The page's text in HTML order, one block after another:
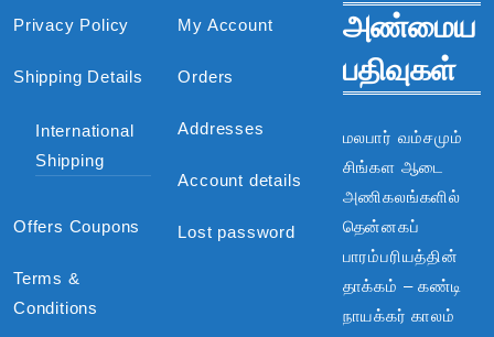
Privacy Policy
Shipping Details
International
Shipping
Offers Coupons
Terms &
Conditions
My Account
Orders
Addresses
Account details
Lost password
அண்மைய
பதிவுகள்
மலபார் வம்சமும்
சிங்கள ஆடை
அணிகலங்களில்
தென்னகப்
பாரம்பரியத்தின்
தாக்கம் – கண்டி
நாயக்கர் காலம்